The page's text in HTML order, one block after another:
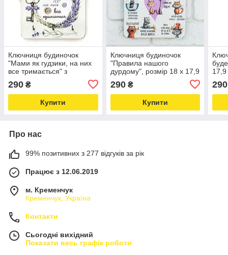
Ключниця будиночок
"Мами як гудзики, на них
все тримається" з
17,9 х 2,7 см
290 ₴
Купити
Ключниця будиночок
"Правила нашого
дурдому", розмір 18 х 17,9
290₴
Купити
290
Про нас
99% позитивних з 277 відгуків за рік
Працює з 12.06.2019
м. Кременчук
Кременчук, Україна
Контакти
Сьогодні вихідний
Показати весь графік роботи